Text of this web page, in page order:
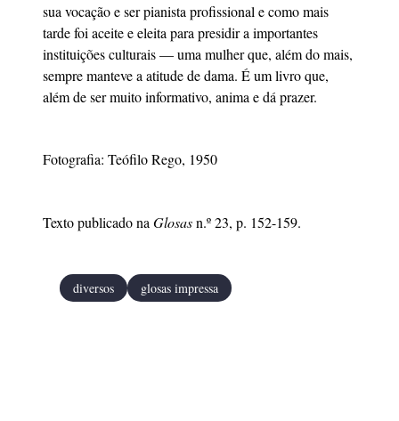
sua vocação e ser pianista profissional e como mais
tarde foi aceite e eleita para presidir a importantes
instituições culturais — uma mulher que, além do mais,
sempre manteve a atitude de dama. É um livro que,
além de ser muito informativo, anima e dá prazer.
Fotografia: Teófilo Rego, 1950
Texto publicado na Glosasn.º 23, p. 152-159.
diversos glosas impressa